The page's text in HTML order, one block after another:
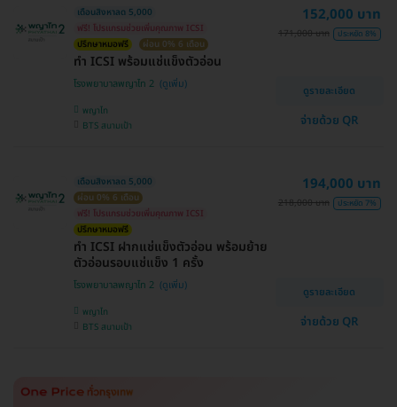
เดือนสิงหาลด 5,000
ฟรี! โปรแกรมช่วยเพิ่มคุณภาพ ICSI
ปรึกษาหมอฟรี
ผ่อน 0% 6 เดือน
ทำ ICSI พร้อมแช่แข็งตัวอ่อน
โรงพยาบาลพญาไท 2
พญาไท
BTS สนามเป้า
152,000 บาท
171,000 บาท ประหยัด 8%
ดูรายละเอียด
จ่ายด้วย QR
เดือนสิงหาลด 5,000
ผ่อน 0% 6 เดือน
ฟรี! โปรแกรมช่วยเพิ่มคุณภาพ ICSI
ปรึกษาหมอฟรี
ทำ ICSI ฝากแช่แข็งตัวอ่อน พร้อมย้าย
ตัวอ่อนรอบแช่แข็ง 1 ครั้ง
โรงพยาบาลพญาไท 2
พญาไท
BTS สนามเป้า
194,000 บาท
218,000 บาท ประหยัด 7%
ดูรายละเอียด
จ่ายด้วย QR